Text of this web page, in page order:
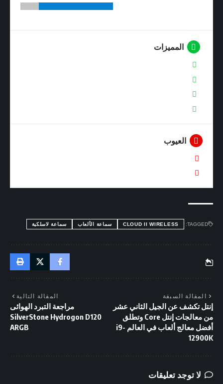
المميزات
العيوب
TAGGED:
CLOUD II WIRELESS سماعة الألعاب سماعة لاسلكية
المقالة السبقة
إنتل تكشف عن الجيل الثاني عشر
من معالجات إنتل Core وتطلق
أفضل معالج ألعاب في العالم i9-
12900K
المقالة التالية
مراجعة التبرد الهوائى
SilverStone Hydrogon D120
ARGB
لا توجد تعليقات